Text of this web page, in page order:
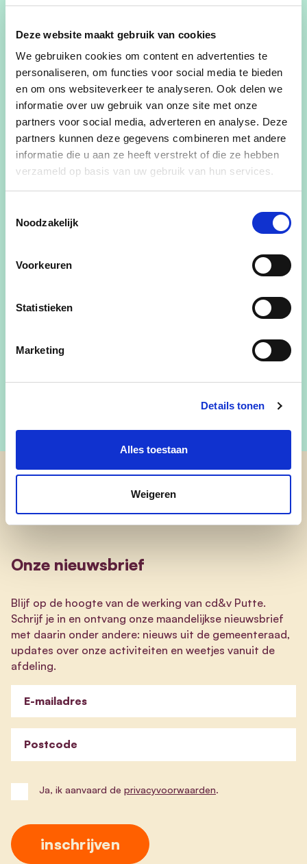
Deze website maakt gebruik van cookies
We gebruiken cookies om content en advertenties te
personaliseren, om functies voor social media te bieden
en om ons websiteverkeer te analyseren. Ook delen we
informatie over uw gebruik van onze site met onze
partners voor social media, adverteren en analyse. Deze
partners kunnen deze gegevens combineren met andere
informatie die u aan ze heeft verstrekt of die ze hebben
verzameld op basis van uw gebruik van hun services.
Noodzakelijk
Voorkeuren
Statistieken
Marketing
Details tonen
Alles toestaan
Weigeren
Echtgenote van Guy Vervoort, moeder van David
(†2023) en Kevin, grootmoeder van Alena en
schoonmoeder van Ilse. Sinds Davids overlijden,
staat zij altijd voor haar schoondochter en
kleindochter klaar.
Greta behaalde voor de vijfde opeenvolgende
keer een zitje in de gemeenteraad.
vervult Greta met trots de rol van voorzitster. In
haar vrije tijd en ook bij Femma is zij altijd creatief
Onze nieuwsbrief
Blijf op de hoogte van de werking van cd&v Putte.
Schrijf je in en ontvang onze maandelijkse nieuwsbrief
met daarin onder andere: nieuws uit de gemeenteraad,
updates over onze activiteiten en weetjes vanuit de
afdeling.
E-mailadres
Postcode
Ja, ik aanvaard de privacyvoorwaarden.